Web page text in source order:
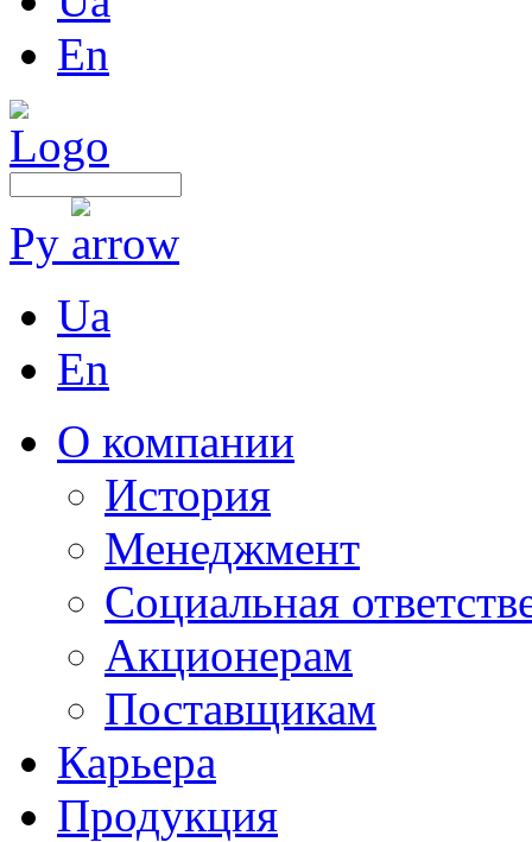
En
Ру
Ua
En
О компании
История
Менеджмент
Социальная
Акционерам
Поставщикам
Карьера
Продукция